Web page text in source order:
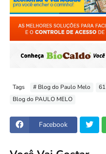
Tags # Blog do Paulo Melo
Blog do PAULO MELO
Facebook